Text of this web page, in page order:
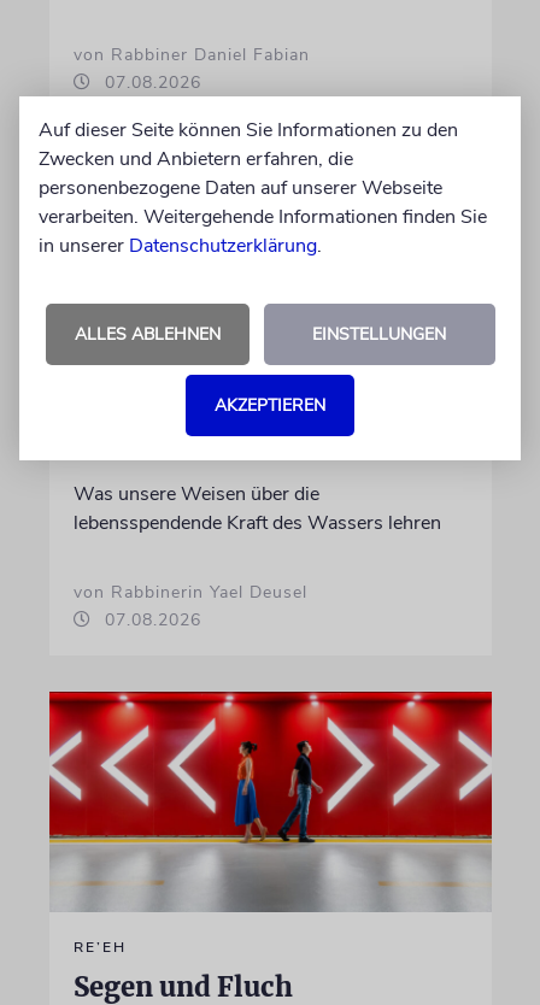
von Rabbiner Daniel Fabian
07.08.2026
Was unsere Weisen über die
lebensspendende Kraft des Wassers lehren
von Rabbinerin Yael Deusel
07.08.2026
RE’EH
Segen und Fluch
Auf dieser Seite können Sie Informationen zu den
Zwecken und Anbietern erfahren, die
personenbezogene Daten auf unserer Webseite
verarbeiten. Weitergehende Informationen finden Sie
in unserer Datenschutzerklärung.
ALLES ABLEHNEN EINSTELLUNGEN
AKZEPTIEREN